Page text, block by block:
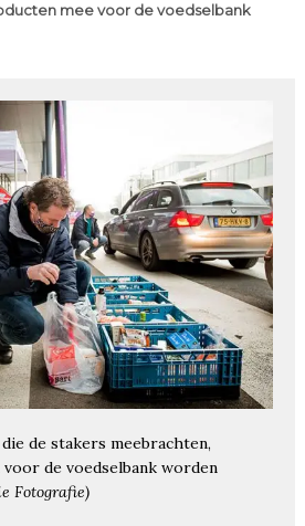
mee voor de voedselbank
de stakers meebrachten,
de voedselbank worden
Fotografie)